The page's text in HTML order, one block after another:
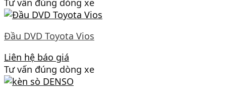
Đầu DVD Toyota Vios
Liên hệ báo giá
Tư vấn đúng dòng xe